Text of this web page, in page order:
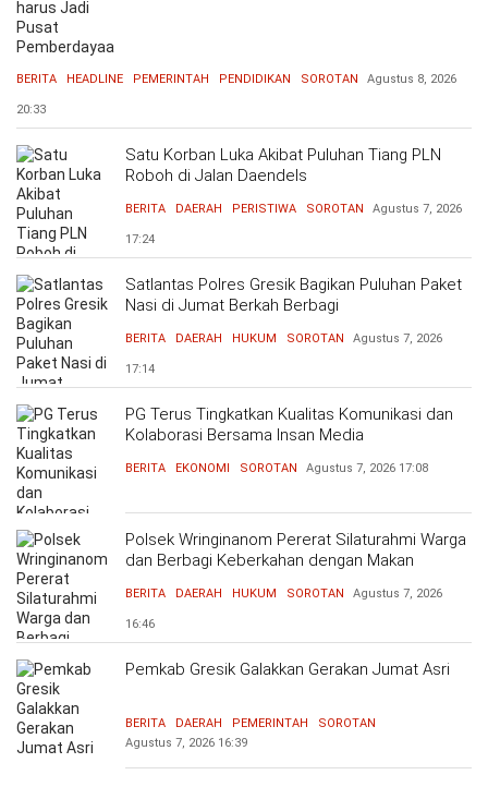
BERITA HEADLINE PEMERINTAH PENDIDIKAN SOROTAN Agustus 8, 2026
20:33
Satu Korban Luka Akibat Puluhan Tiang PLN
Roboh di Jalan Daendels
BERITA DAERAH PERISTIWA SOROTAN Agustus 7, 2026
17:24
Satlantas Polres Gresik Bagikan Puluhan Paket
Nasi di Jumat Berkah Berbagi
BERITA DAERAH HUKUM SOROTAN Agustus 7, 2026
17:14
PG Terus Tingkatkan Kualitas Komunikasi dan
Kolaborasi Bersama Insan Media
BERITA EKONOMI SOROTAN Agustus 7, 2026 17:08
Polsek Wringinanom Pererat Silaturahmi Warga
dan Berbagi Keberkahan dengan Makan
BERITA DAERAH HUKUM SOROTAN Agustus 7, 2026
16:46
Pemkab Gresik Galakkan Gerakan Jumat Asri
BERITA DAERAH PEMERINTAH
SOROTAN
Agustus 7, 2026 16:39